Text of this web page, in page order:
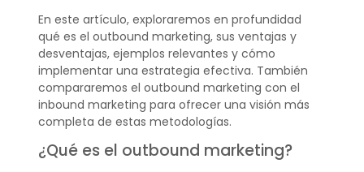
En este artículo, exploraremos en profundidad
qué es el outbound marketing, sus ventajas y
desventajas, ejemplos relevantes y cómo
implementar una estrategia efectiva. También
compararemos el outbound marketing con el
inbound marketing para ofrecer una visión más
completa de estas metodologías.
¿Qué es el outbound marketing?